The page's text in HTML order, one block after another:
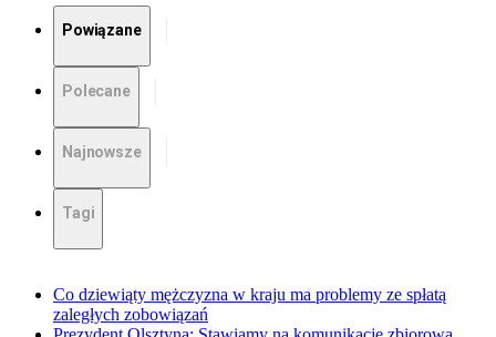
Powiązane
Polecane
Najnowsze
Tagi
Co dziewiąty mężczyzna w kraju ma problemy ze spłatą
zaległych zobowiązań